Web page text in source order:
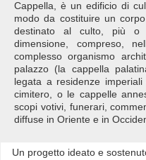
Cappella, è un edificio di
modo da costituire un
destinato al culto, più o
dimensione, compreso,
complesso organismo
palazzo (la cappella
legata a residenze
cimitero, o le cappelle
scopi votivi, funerari,
diffuse in Oriente e in
Un progetto ideato e